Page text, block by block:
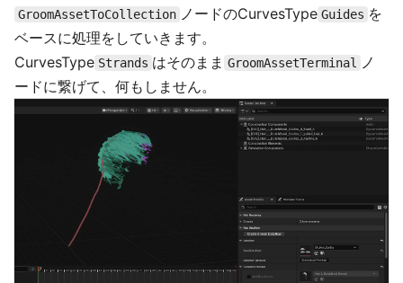
GroomAssetToCollection ノードのCurvesType Guides を
ベースに処理をしていきます。
CurvesType Strands はそのまま GroomAssetTerminal
ノ
ードに繋げて、何もしません。